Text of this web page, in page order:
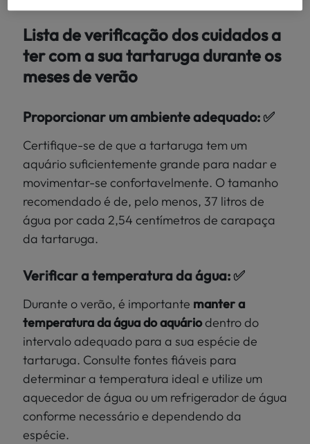
Lista de verificação dos cuidados a
ter com a sua tartaruga durante os
meses de verão
Proporcionar um ambiente adequado: ✅
Certifique-se de que a tartaruga tem um
aquário suficientemente grande para nadar e
movimentar-se confortavelmente. O tamanho
recomendado é de, pelo menos, 37 litros de
água por cada 2,54 centímetros de carapaça
da tartaruga.
Verificar a temperatura da água: ✅
Durante o verão, é importante manter a
temperatura da água do aquáriodentro do
intervalo adequado para a sua espécie de
tartaruga. Consulte fontes fiáveis para
determinar a temperatura ideal e utilize um
aquecedor de água ou um refrigerador de água
conforme necessário e dependendo da
espécie.